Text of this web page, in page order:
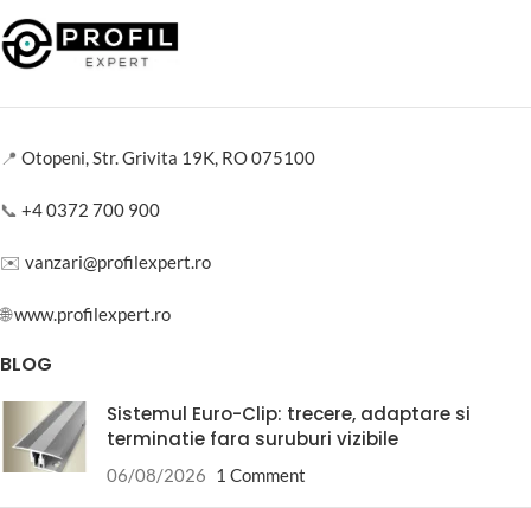
📍 Otopeni, Str. Grivita 19K, RO 075100
📞 +4 0372 700 900
✉️ vanzari@profilexpert.ro
🌐www.profilexpert.ro
BLOG
Sistemul Euro-Clip: trecere, adaptare si
terminatie fara suruburi vizibile
06/08/2026 1 Comment